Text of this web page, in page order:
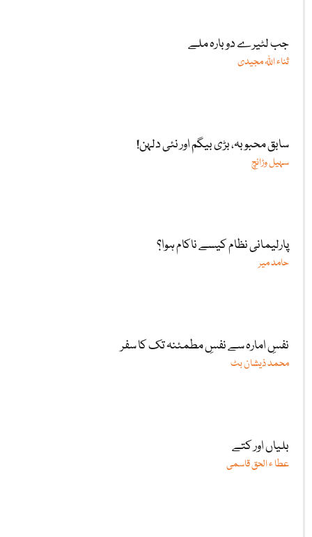
جب لٹیرے دوبارہ ملے
ثناء اللّٰہ مجیدی
سابق محبوبہ، بڑی بیگم اور نئی دلہن!
سہیل وڑائچ
پارلیمانی نظام کیسے ناکام ہوا؟
حامد میر
نفسِ امارہ سے نفسِ مطمئنہ تک کا سفر
محمد ذیشان بٹ
بلیاں اور کتے
عطا ء الحق قاسمی